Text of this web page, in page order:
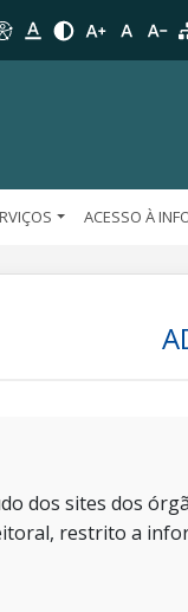
ACESSO À
dos sites dos
restrito a